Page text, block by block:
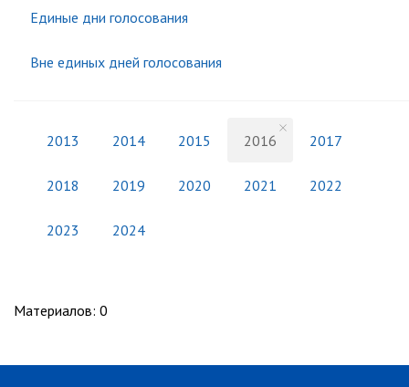
Единые дни голосования
Вне единых дней голосования
2013 2014 2015 2016 2017
2018 2019 2020 2021 2022
2023 2024
Материалов: 0